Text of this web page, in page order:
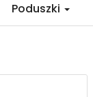
Poduszki